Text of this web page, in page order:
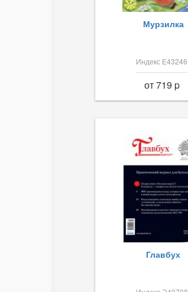
Мурзилка
Индекс Е43246
от 719 p
Главбух